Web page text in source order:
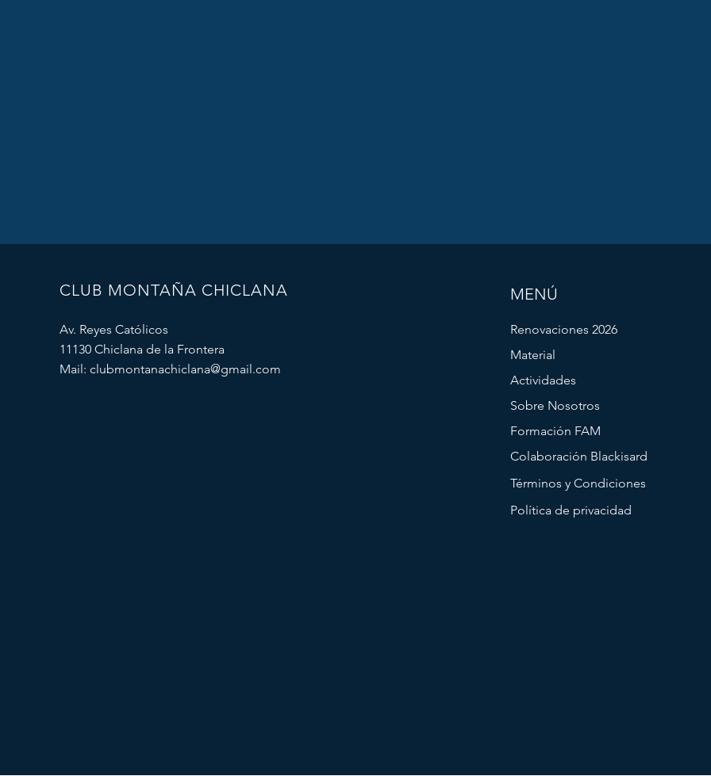
CLUB MONTAÑA CHICLANA
Av. Reyes Católicos
11130 Chiclana de la Frontera
Mail: clubmontanachiclana@gmail.com
MENÚ
Renovaciones 2026
Material
Actividades
Sobre Nosotros
Formación FAM
Colaboración Blackisard
Términos y Condiciones
Política de privacidad